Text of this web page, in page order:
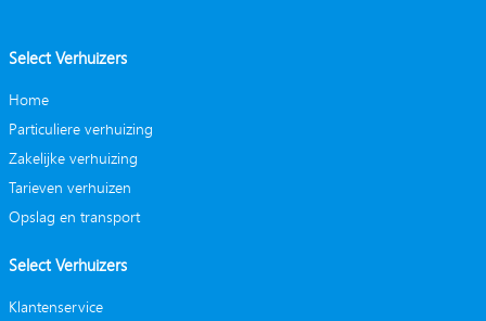
Select Verhuizers
Home
Particuliere verhuizing
Zakelijke verhuizing
Tarieven verhuizen
Opslag en transport
Select Verhuizers
Klantenservice